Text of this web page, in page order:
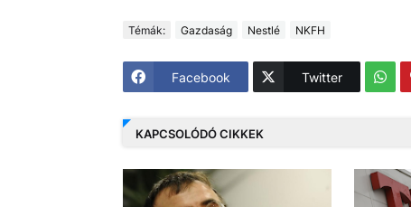
Témák: Gazdaság Nestlé NKFH
Facebook Twitter
KAPCSOLÓDÓ CIKKEK